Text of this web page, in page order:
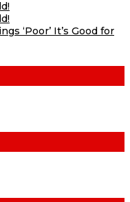
‘Poor’ It’s Good for